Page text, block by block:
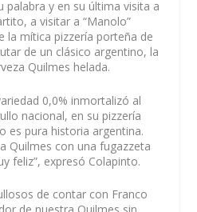
palabra y en su última visita a
a visitar a “Manolo”
la mítica pizzería porteña de
de un clásico argentino, la
Quilmes helada.
0,0% inmortalizó al
nacional, en su pizzería
es pura historia argentina.
Quilmes con una fugazzeta
feliz”, expresó Colapinto.
de contar con Franco